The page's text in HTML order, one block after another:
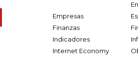
Empresas
Finanzas
Indicadores
Internet Economy